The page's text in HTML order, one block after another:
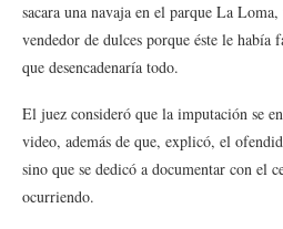
sacara una navaja en el parque La
vendedor de dulces porque éste le había
que desencadenaría todo.
El juez consideró que la imputación se
video, además de que, explicó, el
sino que se dedicó a documentar con el
ocurriendo.